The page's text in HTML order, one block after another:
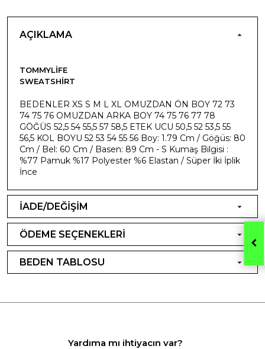
AÇIKLAMA
TOMMYLIFE
SWEATSHIRT
BEDENLER XS S M L XL OMUZDAN ÖN BOY 72 73
74 75 76 OMUZDAN ARKA BOY 74 75 76 77 78
GÖĞÜS 52,5 54 55,5 57 58,5 ETEK UCU 50,5 52 53,5 55
56,5 KOL BOYU 52 53 54 55 56 Boy: 1.79 Cm / Göğüs: 80
Cm / Bel: 60 Cm / Basen: 89 Cm - S Kumaş Bilgisi :
%77 Pamuk %17 Polyester %6 Elastan / Süper İki İplik
İnce
İADE/DEĞİŞİM
ÖDEME SEÇENEKLERİ
BEDEN TABLOSU
Yardıma mı ihtiyacın var?